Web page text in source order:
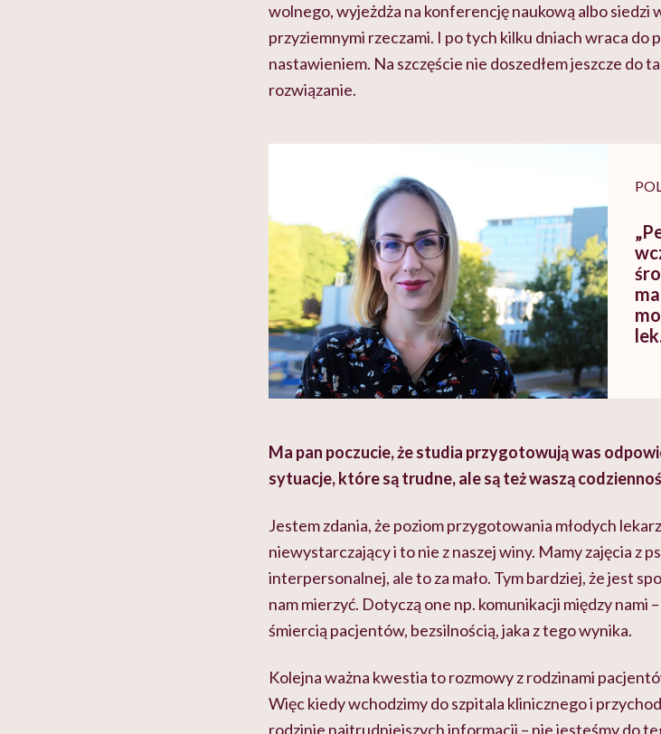
wolnego, wyjeżdża na konferencję naukową albo siedzi
przyziemnymi rzeczami. I po tych kilku dniach wraca do
nastawieniem. Na szczęście nie doszedłem jeszcze do
rozwiązanie.
Ma pan poczucie, że studia przygotowują was
sytuacje, które są trudne, ale są też waszą
Jestem zdania, że poziom przygotowania młodych
niewystarczający i to nie z naszej winy. Mamy zajęcia z
interpersonalnej, ale to za mało. Tym bardziej, że jest
nam mierzyć. Dotyczą one np. komunikacji między nami
śmiercią pacjentów, bezsilnością, jaka z tego wynika.
Kolejna ważna kwestia to rozmowy z rodzinami
Więc kiedy wchodzimy do szpitala klinicznego i
rodzinie najtrudniejszych informacji – nie jesteśmy do